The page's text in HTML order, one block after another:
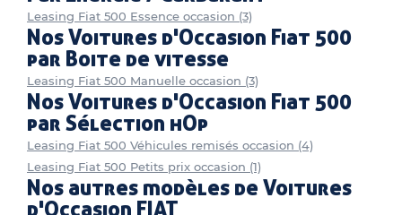
Leasing Fiat 500 Essence occasion (3)
Nos Voitures d'Occasion Fiat 500
par Boite de vitesse
Leasing Fiat 500 Manuelle occasion (3)
Nos Voitures d'Occasion Fiat 500
par Sélection hOp
Leasing Fiat 500 Véhicules remisés occasion (4)
Leasing Fiat 500 Petits prix occasion (1)
Nos autres modèles de Voitures
d'Occasion FIAT